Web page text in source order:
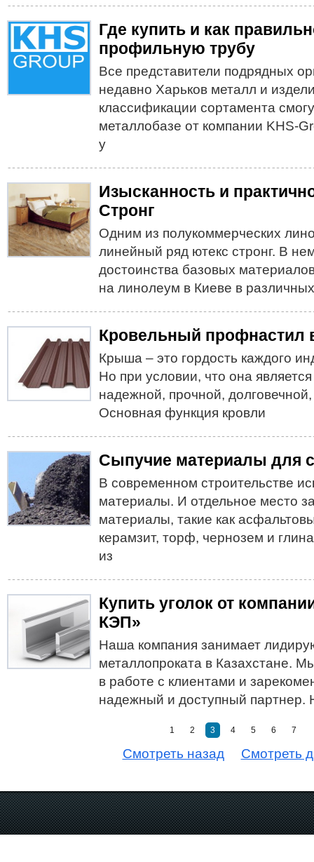
Где купить и как
профильную трубу
Все представители подрядных
недавно Харьков металл и
классификации сортамента
металлобазе от компании KHS-
у
Изысканность и
Стронг
Одним из полукоммерческих
линейный ряд ютекс стронг. В
достоинства базовых
на линолеум в Киеве в
Кровельный профнастил
Крыша – это гордость каждого
Но при условии, что она
надежной, прочной,
Основная функция кровли
Сыпучие материалы для
В современном строительстве
материалы. И отдельное место
материалы, такие как
керамзит, торф, чернозем и
из
Купить уголок от
КЭП»
Наша компания занимает
металлопроката в Казахстане.
в работе с клиентами и
надежный и доступный партнер.
1 2 3 4 5 6 7
Cмотреть назад Cмотреть